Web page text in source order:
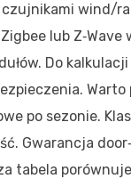
wind/
lub Z‑Wave
Do
po sezonie.
Gwarancja
tabela